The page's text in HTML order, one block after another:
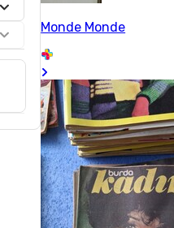
Monde Monde